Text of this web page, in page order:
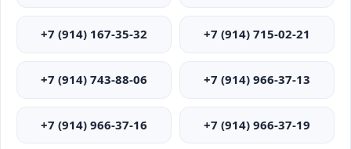
+7 (914) 167-35-32 +7 (914) 715-02-21
+7 (914) 743-88-06 +7 (914) 966-37-13
+7 (914) 966-37-16 +7 (914) 966-37-19